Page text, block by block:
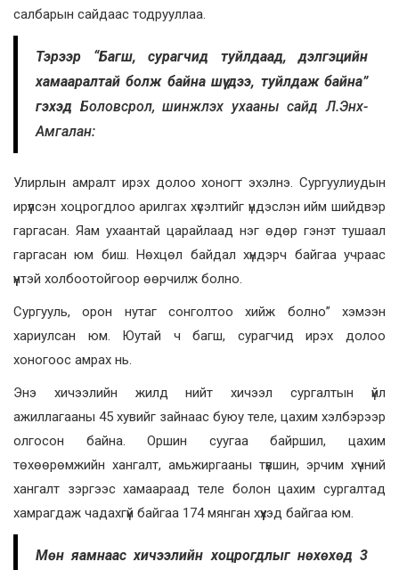
салбарын сайдаас тодрууллаа.
Тэрээр “Багш, сурагчид туйлдаад, дэлгэцийн
хамааралтай болж байна шүү дээ, туйлдаж байна”
гэхэд Боловсрол, шинжлэх ухааны сайд Л.Энх-
Амгалан:
Улирлын амралт ирэх долоо хоногт эхэлнэ. Сургуулиудын
ирүүлсэн хоцрогдлоо арилгах хүсэлтийг үндэслэн ийм шийдвэр
гаргасан. Яам ухаантай царайлаад нэг өдөр гэнэт тушаал
гаргасан юм биш. Нөхцөл байдал хүндэрч байгаа учраас
үүнтэй холбоотойгоор өөрчилж болно.
Сургууль, орон нутаг сонголтоо хийж болно” хэмээн
хариулсан юм. Юутай ч багш, сурагчид ирэх долоо
хоногоос амрах нь.
Энэ хичээлийн жилд нийт хичээл сургалтын үйл
ажиллагааны 45 хувийг зайнаас буюу теле, цахим хэлбэрээр
олгосон байна. Оршин суугаа байршил, цахим
төхөөрөмжийн хангалт, амьжиргааны түвшин, эрчим хүчний
хангалт зэргээс хамаараад теле болон цахим сургалтад
хамрагдаж чадахгүй байгаа 174 мянган хүүхэд байгаа юм.
Мөн яамнаас хичээлийн хоцрогдлыг нөхөхөд 3